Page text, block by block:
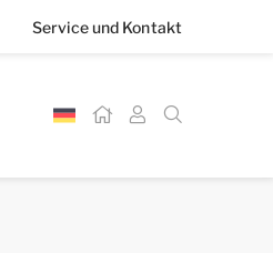
Service und Kontakt